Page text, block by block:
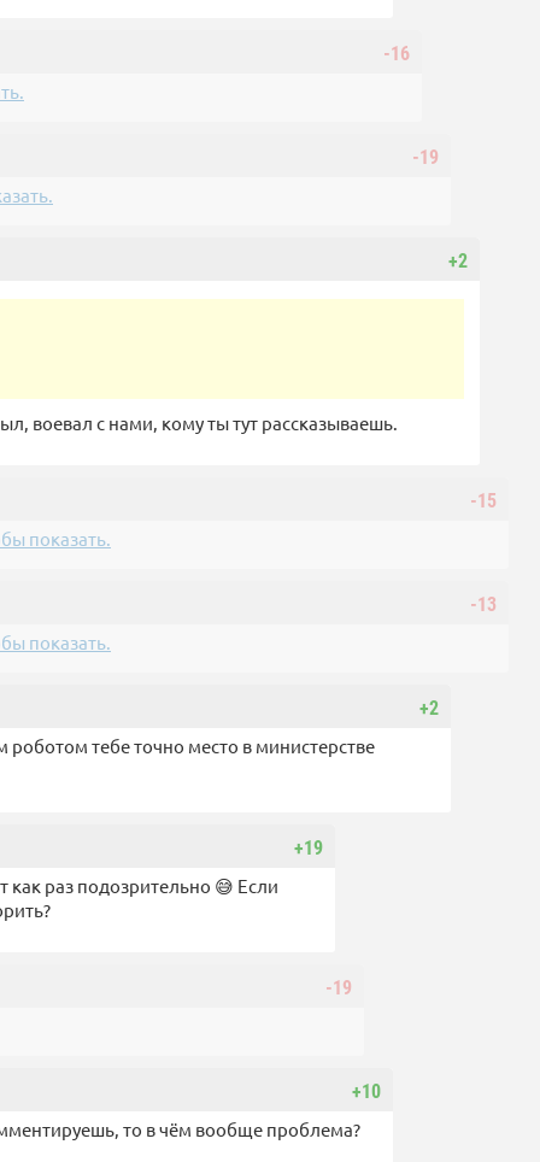
-16
-19
+2
воевал с нами, кому ты тут рассказываешь.
-15
показать.
-13
показать.
+2
тебе точно место в министерстве
+19
как раз подозрительно 😅 Если
-19
+10
то в чём вообще проблема?